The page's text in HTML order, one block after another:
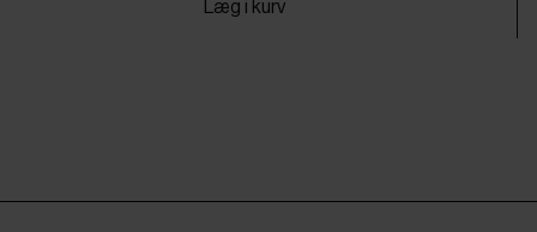
Læg i kurv